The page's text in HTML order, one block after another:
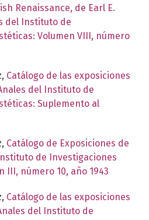
Renaissance, de Earl E.
del Instituto de
Volumen VIII, número
Catálogo de las exposiciones
del Instituto de
Suplemento al
Catálogo de Exposiciones de
de Investigaciones
III, número 10, año 1943
Catálogo de las exposiciones
del Instituto de